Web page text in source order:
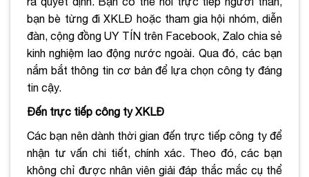
bạn bè từng đi XKLĐ hoặc tham gia hội nhóm, diễn
đàn, cộng đồng UY TÍN trên Facebook, Zalo chia sẻ
kinh nghiệm lao động nước ngoài. Qua đó, các bạn
nắm bắt thông tin cơ bản để lựa chọn công ty đáng
tin cậy.
Đến trực tiếp công ty XKLĐ
Các bạn nên dành thời gian đến trực tiếp công ty để
nhận tư vấn chi tiết, chính xác. Theo đó, các bạn
không chỉ được nhân viên giải đáp thắc mắc cụ thể